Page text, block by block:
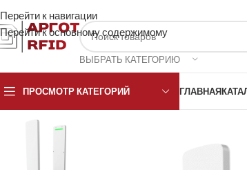
Перейти к навигации
Перейти к основному содержимому
ВЫБРАТЬ КАТЕГОРИЮ
ПРОСМОТР КАТЕГОРИЙ ГЛАВНАЯ